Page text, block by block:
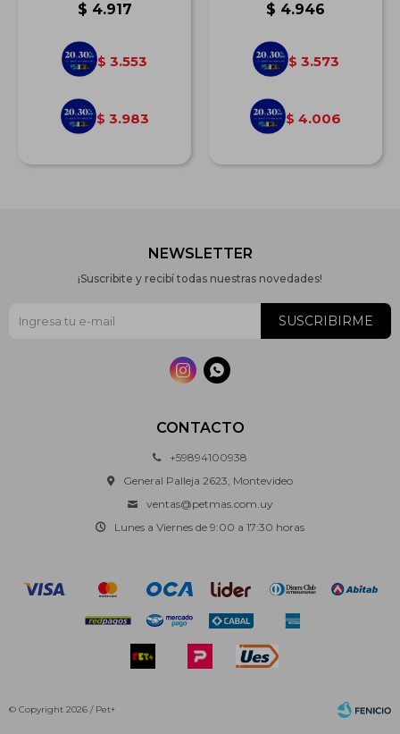
$ 4.917
$ 3.553
$ 3.983
$ 4.946
$ 3.573
$ 4.006
CONTACTO
+59894100938
General Palleja 2623, Montevideo
ventas@petmas.com.uy
Lunes a Viernes de 9:00 a 17:30 horas
NEWSLETTER
¡Suscribite y recibí todas nuestras novedades!
SUSCRIBIRME
 
© Copyright 2026 / Pet+